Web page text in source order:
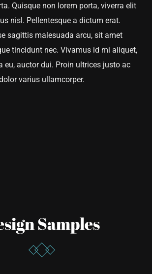
Quisque non lorem porta, viverra elit
nisl. Pellentesque a dictum erat.
sagittis malesuada arcu, sit amet
tincidunt nec. Vivamus id mi aliquet,
eu, auctor dui. Proin ultrices justo ac
varius ullamcorper.
Samples